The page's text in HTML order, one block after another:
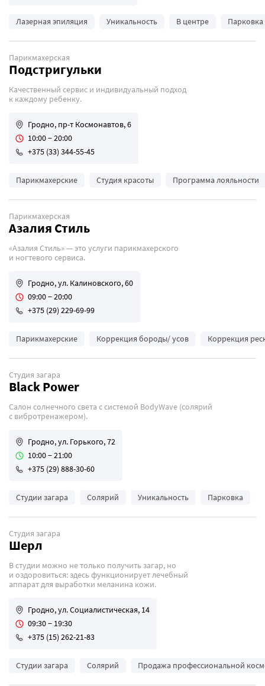
Лазерная эпиляция Уникальность В центре Парковка
Парикмахерская
Подстригульки
Качественный сервис и индивидуальный подход
к каждому ребенку.
Гродно, пр-т Космонавтов, 6
10:00 − 20:00
+375 (33) 344-55-45
Парикмахерские Студия красоты Программа лояльности
Парикмахерская
Азалия Стиль
«Азалия Стиль» — это услуги парикмахерского
и ногтевого сервиса.
Гродно, ул. Калиновского, 60
09:00 − 20:00
+375 (29) 229-69-99
Парикмахерские Коррекция бороды/ усов Коррекция
Студия загара
Black Power
Салон солнечного света с системой BodyWave (солярий
с вибротренажером).
Гродно, ул. Горького, 72
10:00 − 21:00
+375 (29) 888-30-60
Студии загара Солярий Уникальность Парковка
Студия загара
Шерл
В студии можно не только получить загар, но
и оздоровиться: здесь функционирует лечебный
аппарат для выработки меланина кожи.
Гродно, ул. Социалистическая, 14
09:30 − 19:30
+375 (15) 262-21-83
Студии загара Солярий Продажа профессиональной